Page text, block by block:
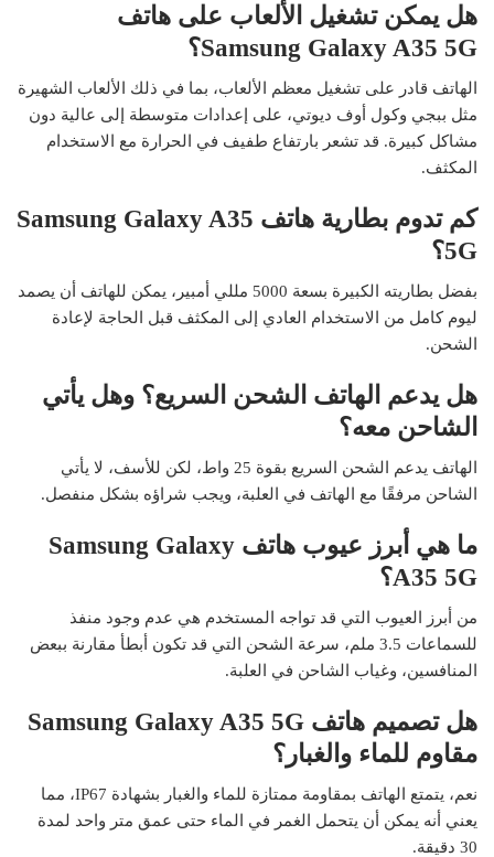
هل يمكن تشغيل الألعاب على هاتف
Samsung Galaxy A35 5G؟
الهاتف قادر على تشغيل معظم الألعاب، بما في ذلك الألعاب الشهيرة
مثل ببجي وكول أوف ديوتي، على إعدادات متوسطة إلى عالية دون
مشاكل كبيرة. قد تشعر بارتفاع طفيف في الحرارة مع الاستخدام
المكثف.
كم تدوم بطارية هاتف Samsung Galaxy A35
5G؟
بفضل بطاريته الكبيرة بسعة 5000 مللي أمبير، يمكن للهاتف أن يصمد
ليوم كامل من الاستخدام العادي إلى المكثف قبل الحاجة لإعادة
الشحن.
هل يدعم الهاتف الشحن السريع؟ وهل يأتي
الشاحن معه؟
الهاتف يدعم الشحن السريع بقوة 25 واط، لكن للأسف، لا يأتي
الشاحن مرفقًا مع الهاتف في العلبة، ويجب شراؤه بشكل منفصل.
ما هي أبرز عيوب هاتف Samsung Galaxy
A35 5G؟
من أبرز العيوب التي قد تواجه المستخدم هي عدم وجود منفذ
للسماعات 3.5 ملم، سرعة الشحن التي قد تكون أبطأ مقارنة ببعض
المنافسين، وغياب الشاحن في العلبة.
هل تصميم هاتف Samsung Galaxy A35 5G
مقاوم للماء والغبار؟
نعم، يتمتع الهاتف بمقاومة ممتازة للماء والغبار بشهادة IP67، مما
يعني أنه يمكن أن يتحمل الغمر في الماء حتى عمق متر واحد لمدة
30 دقيقة.